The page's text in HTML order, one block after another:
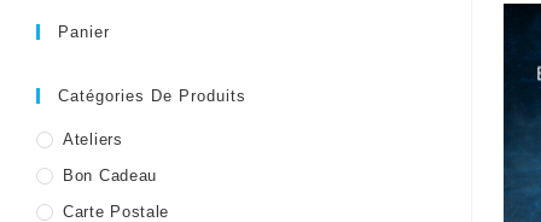
Panier
Catégories De Produits
Ateliers
Bon Cadeau
Carte Postale